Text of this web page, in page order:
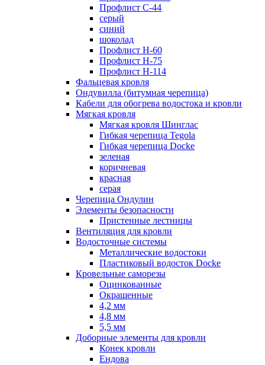
Профлист С-44
серый
синий
шоколад
Профлист Н-60
Профлист Н-75
Профлист H-114
Фальцевая кровля
Ондувилла (битумная черепица)
Кабели для обогрева водостока и кровли
Мягкая кровля
Мягкая кровля Шинглас
Гибкая черепица Tegola
Гибкая черепица Docke
зеленая
коричневая
красная
серая
Черепица Ондулин
Элементы безопасности
Пристенные лестницы
Вентиляция для кровли
Водосточные системы
Металлические водостоки
Пластиковый водосток Docke
Кровельные саморезы
Оцинкованные
Окрашенные
4,2 мм
4,8 мм
5,5 мм
Доборные элементы для кровли
Конек кровли
Ендова